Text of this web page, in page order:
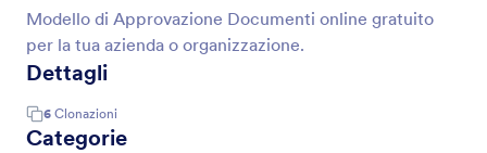
Modello di Approvazione Documenti online gratuito
per la tua azienda o organizzazione.
Dettagli
6 Clonazioni
Categorie